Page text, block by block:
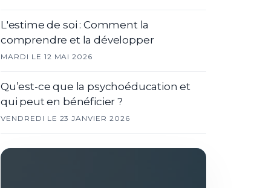
L'estime de soi : Comment la
comprendre et la développer
MARDI LE 12 MAI 2026
Qu’est-ce que la psychoéducation et
qui peut en bénéficier ?
VENDREDI LE 23 JANVIER 2026